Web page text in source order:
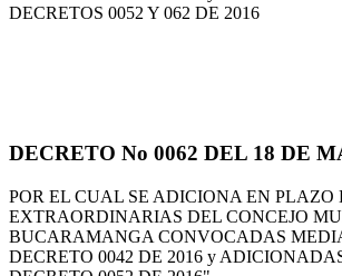
DECRETOS 0052 Y 062 DE 2016
DECRETO No 0062 DEL 18 DE
POR EL CUAL SE ADICIONA EN PLAZO
EXTRAORDINARIAS DEL CONCEJO
BUCARAMANGA CONVOCADAS
DECRETO 0042 DE 2016 y